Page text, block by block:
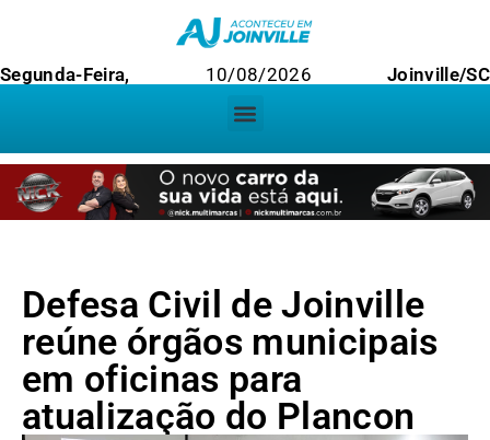
Segunda-Feira, 10/08/2026 Joinville/SC
Defesa Civil de Joinville
reúne órgãos municipais
em oficinas para
atualização do Plancon